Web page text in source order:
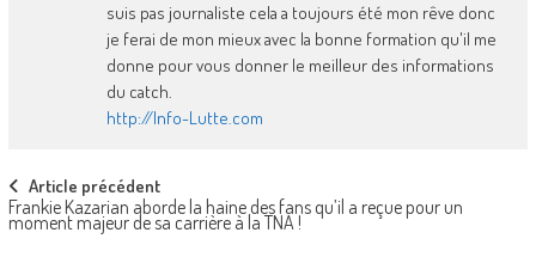
suis pas journaliste cela a toujours été mon rêve donc
je ferai de mon mieux avec la bonne formation qu'il me
donne pour vous donner le meilleur des informations
du catch.
http://Info-Lutte.com
Post
navigation
Article précédent
Frankie Kazarian aborde la haine des fans qu’il a reçue pour un
moment majeur de sa carrière à la TNA !